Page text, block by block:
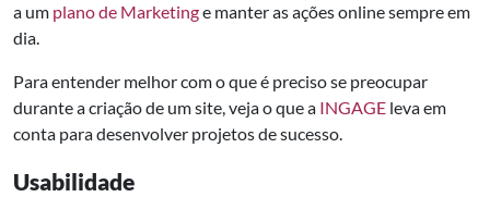
a um plano de Marketinge manter as ações online sempre em
dia.
Para entender melhor com o que é preciso se preocupar
durante a criação de um site, veja o que a INGAGE leva em
conta para desenvolver projetos de sucesso.
Usabilidade